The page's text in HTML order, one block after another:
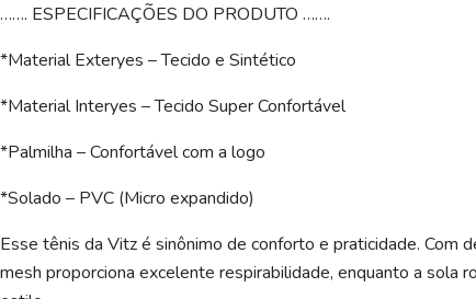
……. ESPECIFICAÇÕES DO PRODUTO …….
*Material Exteryes – Tecido e Sintético
*Material Interyes – Tecido Super Confortável
*Palmilha – Confortável com a logo
*Solado – PVC (Micro expandido)
Esse tênis da Vitz é sinônimo de conforto e praticidade. Com
mesh proporciona excelente respirabilidade, enquanto a sola